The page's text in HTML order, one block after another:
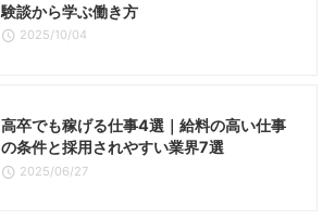
験談から学ぶ働き方
2025/10/04
高卒でも稼げる仕事4選｜給料の高い仕事
の条件と採用されやすい業界7選
2025/06/27